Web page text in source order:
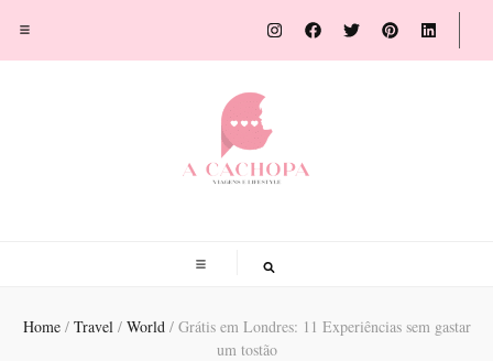
Home / Travel / World / Grátis em Londres: 11 Experiências sem gastar
um tostão